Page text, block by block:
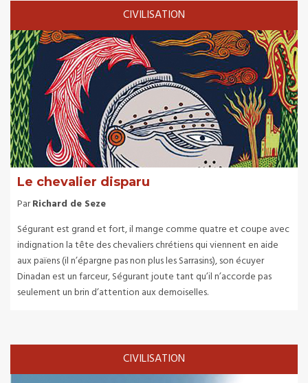
CIVILISATION
Le chevalier disparu
ParRichard de Seze
Ségurant est grand et fort, il mange comme quatre et coupe avec
indignation la tête des chevaliers chrétiens qui viennent en aide
aux païens (il n’épargne pas non plus les Sarrasins), son écuyer
Dinadan est un farceur, Ségurant joute tant qu’il n’accorde pas
seulement un brin d’attention aux demoiselles.
CIVILISATION